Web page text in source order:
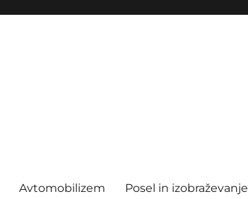
Avtomobilizem Posel in izobraževanje